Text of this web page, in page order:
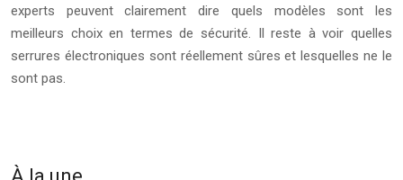
experts peuvent clairement dire quels modèles sont les
meilleurs choix en termes de sécurité. Il reste à voir quelles
serrures électroniques sont réellement sûres et lesquelles ne le
sont pas.